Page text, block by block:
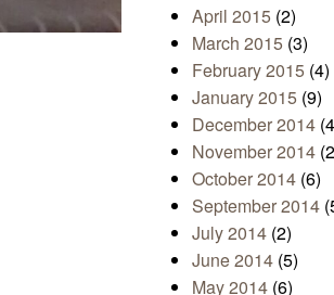
April 2015 (2)
March 2015 (3)
February 2015 (4)
January 2015 (9)
December 2014
November 2014
October 2014 (6)
September 2014
July 2014 (2)
June 2014 (5)
May 2014 (6)